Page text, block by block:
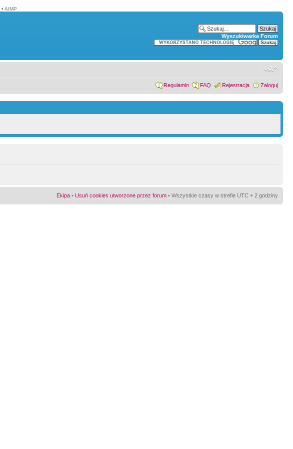
• AIMP
Wyszukiwarka Forum
Regulamin FAQ Rejestracja Zaloguj
Ekipa • Usuń cookies utworzone przez forum • Wszystkie czasy w strefie UTC + 2 godziny